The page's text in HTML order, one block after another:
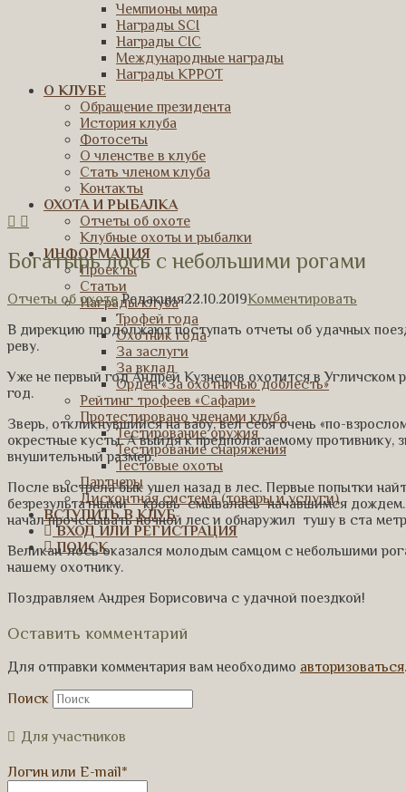
Чемпионы мира
Награды SCI
Награды CIC
Международные награды
Награды КРРОТ
О КЛУБЕ
Обращение президента
История клуба
Фотосеты
О членстве в клубе
Стать членом клуба
Контакты
ОХОТА И РЫБАЛКА
Отчеты об охоте
Клубные охоты и рыбалки
ИНФОРМАЦИЯ
Проекты
Статьи
Награды клуба
Трофей года
Охотник года
За заслуги
За вклад
Орден «За охотничью доблесть»
Рейтинг трофеев «Сафари»
Протестировано членами клуба
Тестирование оружия
Тестирование снаряжения
Тестовые охоты
Партнеры
Дисконтная система (товары и услуги)
ВСТУПИТЬ В КЛУБ
ВХОД ИЛИ РЕГИСТРАЦИЯ
ПОИСК
Богатырь лось с небольшими рогами
Отчеты об охотеРедакция22.10.2019Комментировать
В дирекцию продолжают поступать отчеты об удачных
реву.
Уже не первый год Андрей Кузнецов охотится в Угличском
год.
Зверь, откликнувшийся на вабу, вел себя очень «по-
окрестные кусты. А выйдя к предполагаемому противнику,
внушительный размер.
После выстрела бык ушел назад в лес. Первые попытки
безрезультатными – кровь смывалась начавшимся
начал прочесывать ночной лес и обнаружил тушу в ста
Великан-лось оказался молодым самцом с небольшими
нашему охотнику.
Поздравляем Андрея Борисовича с удачной поездкой!
Оставить комментарий
Для отправки комментария вам необходимо авторизоваться.
Поиск
Для участников
Логин или E-mail*